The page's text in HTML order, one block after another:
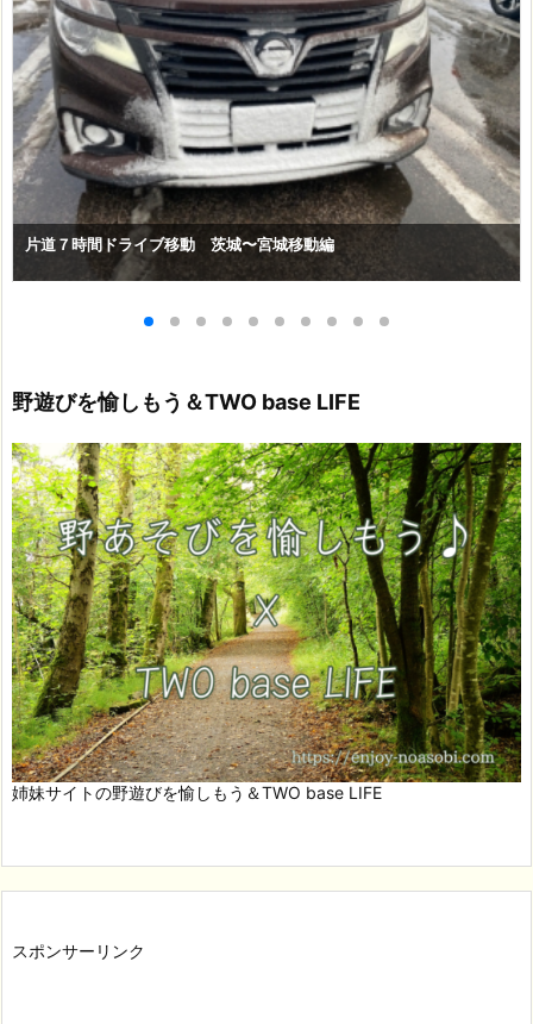
片道７時間ドライブ移動 茨城〜宮城移動編
野遊びを愉しもう＆TWO base LIFE
姉妹サイトの野遊びを愉しもう＆TWO base LIFE
スポンサーリンク